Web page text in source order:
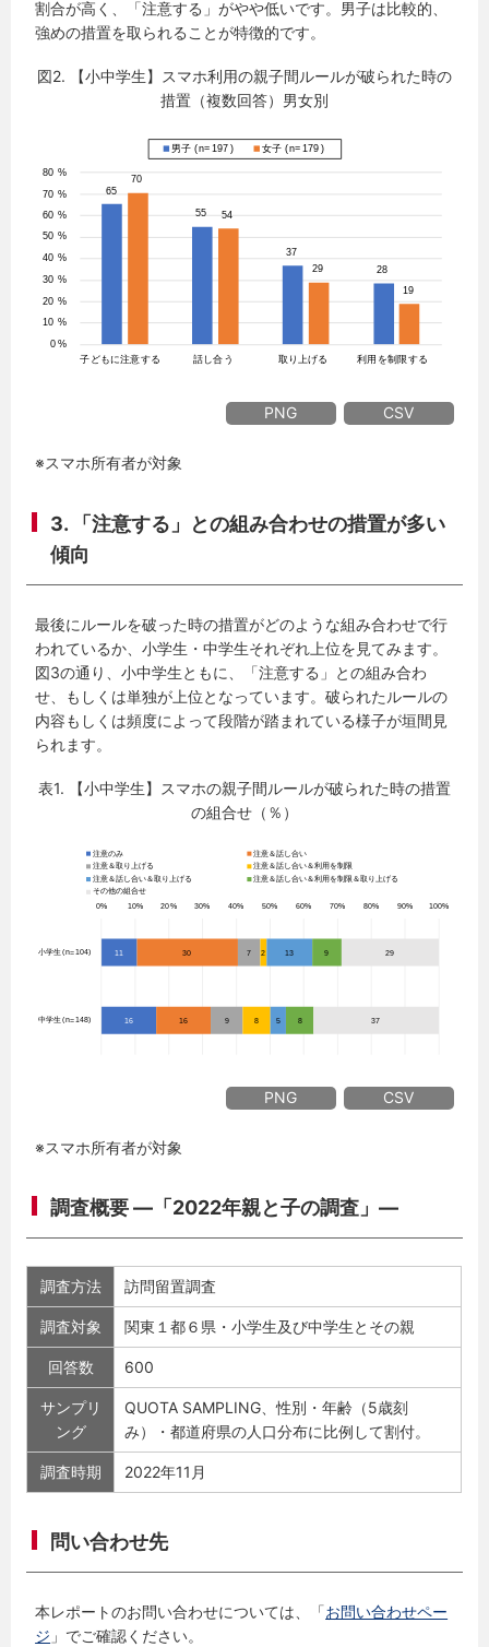
割合が高く、「注意する」がやや低いです。男子は比較的、
強めの措置を取られることが特徴的です。
図2. 【小中学生】スマホ利用の親子間ルールが破られた時の
措置（複数回答）男女別
PNG CSV
※スマホ所有者が対象
3. 「注意する」との組み合わせの措置が多い
傾向
最後にルールを破った時の措置がどのような組み合わせで行
われているか、小学生・中学生それぞれ上位を見てみます。
図3の通り、小中学生ともに、「注意する」との組み合わ
せ、もしくは単独が上位となっています。破られたルールの
内容もしくは頻度によって段階が踏まれている様子が垣間見
られます。
表1. 【小中学生】スマホの親子間ルールが破られた時の措置
の組合せ（％）
PNG CSV
※スマホ所有者が対象
調査概要 ―「2022年親と子の調査」―
調査方法 訪問留置調査
調査対象 関東１都６県・小学生及び中学生とその親
回答数 600
サンプリ
ング
QUOTA SAMPLING、性別・年齢（5歳刻
み）・都道府県の人口分布に比例して割付。
調査時期 2022年11月
問い合わせ先
本レポートのお問い合わせについては、「お問い合わせペー
ジ 」でご確認ください。